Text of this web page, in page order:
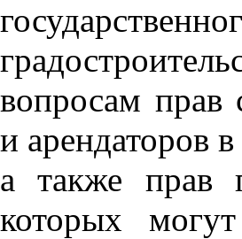
вопросам прав
и арендаторов
а также прав
которых